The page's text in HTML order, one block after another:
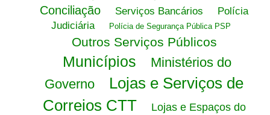
Conciliação
Serviços Bancários
Polícia
Judiciária
Polícia de Segurança Pública PSP
Outros Serviços Públicos
Municípios
Ministérios do
Governo
Lojas e Serviços de
Correios CTT
Lojas e Espaços do